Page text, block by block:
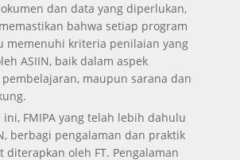
dan data yang diperlukan,
bahwa setiap program
memenuhi kriteria penilaian yang
ASIIN, baik dalam aspek
maupun sarana dan
FMIPA yang telah lebih dahulu
berbagi pengalaman dan praktik
diterapkan oleh FT. Pengalaman